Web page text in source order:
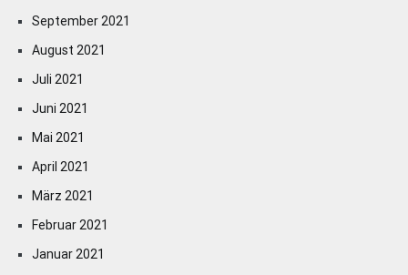
September 2021
August 2021
Juli 2021
Juni 2021
Mai 2021
April 2021
März 2021
Februar 2021
Januar 2021